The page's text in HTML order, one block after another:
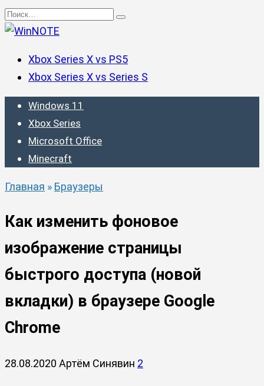
Перейти
к
Search
for:
Xbox Series X vs PS5
Xbox Series X vs Series S
Windows 11
Xbox Series
Microsoft Office
Minecraft
Главная » Браузеры
Как изменить фоновое
изображение страницы
быстрого доступа (новой
вкладки) в браузере Google
Chrome
28.08.2020 Артём Синявин 2